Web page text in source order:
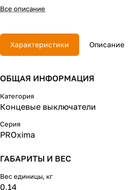
и контроля относительного
положения подвижных частей
Номенклатура приведена в
таблице 1. Концевые выключатели
серии TZ-8 соответствуют ГОСТ
Все описание
Характеристики Описание
ОБЩАЯ ИНФОРМАЦИЯ
Категория
Концевые выключатели
Серия
PROxima
ГАБАРИТЫ И ВЕС
Вес единицы, кг
0,14